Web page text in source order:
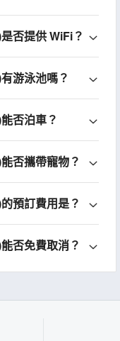
否提供 WiFi？
游泳池嗎？
否泊車？
否攜帶寵物？
預訂費用是？
否免費取消？